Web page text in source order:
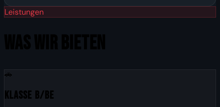
Leistungen
🚗
Klasse B/BE